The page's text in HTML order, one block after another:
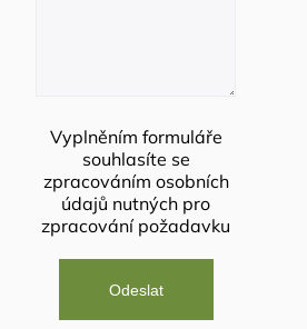
Vyplněním formuláře
souhlasíte se
zpracováním osobních
údajů nutných pro
zpracování požadavku